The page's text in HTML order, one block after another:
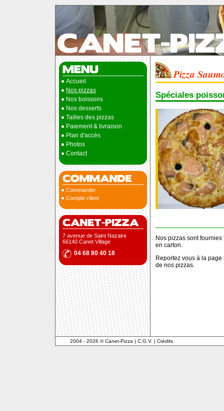
Pizza
Spéciales
Nos pizzas sont
en carton.
Reportez vous à la page
de nos pizzas.
Accueil
Nos pizzas
Nos boissons
Nos desserts
Tailles des pizzas
Paiement & livraison
Plan d'accès
Photos
Contact
Commander
Compte client
7 avenue de Saint Nazaire
66140 Canet Village
04 68 80 40 18
2004 - 2026 © Canet-Pizza | C.G.V. | Crédits